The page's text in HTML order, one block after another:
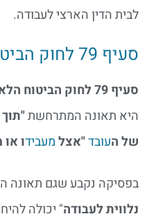
לבית הדין הארצי לעבודה.
סעיף 79 לחוק הביטוח הלאומי
סעיף 79 לחוק הביטוח הלאומי
היא תאונה המתרחשת
של העובד"אצלמעבידו
בפסיקה נקבע שגם תאונה
נלווית לעבודה" יכולה